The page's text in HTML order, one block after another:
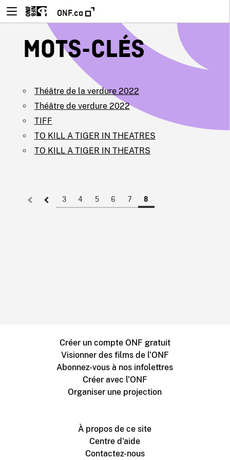
ONF.ca
MOTS-CLÉS
Théâtre de la verdure 2022
Théâtre de verdure 2022
TIFF
TO KILL A TIGER IN THEATRES
TO KILL A TIGER IN THEATRS
3 4 5 6 7 8
Créer un compte ONF gratuit
Visionner des films de l'ONF
Abonnez-vous à nos infolettres
Créer avec l’ONF
Organiser une projection
À propos de ce site
Centre d'aide
Contactez-nous